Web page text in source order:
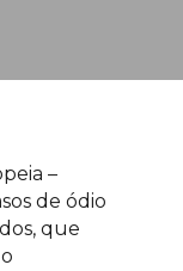
–
de ódio
que